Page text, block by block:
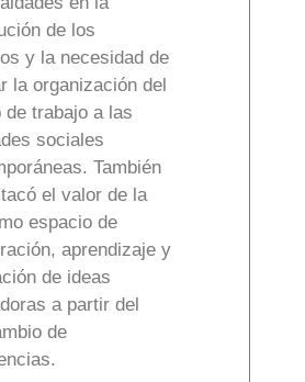
de los
y la necesidad de
la organización del
de trabajo a las
sociales
También
el valor de la
espacio de
aprendizaje y
de ideas
a partir del
de